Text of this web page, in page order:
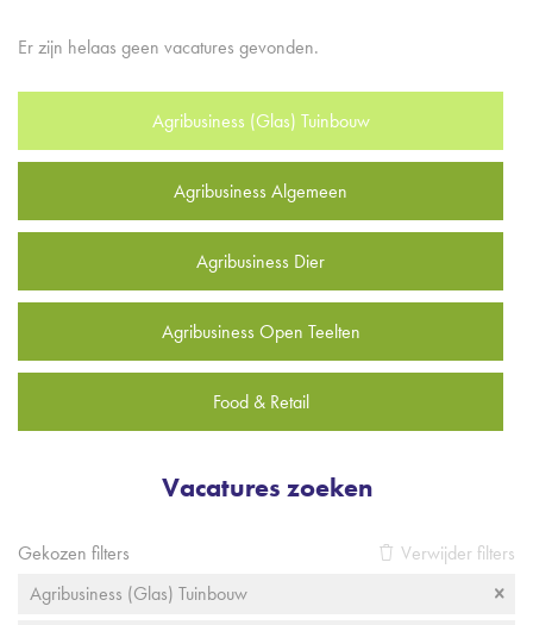
Er zijn helaas geen vacatures gevonden.
Agribusiness (Glas) Tuinbouw
Agribusiness Algemeen
Agribusiness Dier
Agribusiness Open Teelten
Food & Retail
Vacatures zoeken
Gekozen filters
Verwijder filters
Agribusiness (Glas) Tuinbouw